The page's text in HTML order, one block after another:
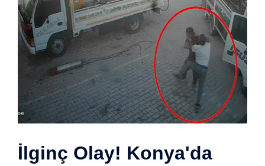
İlginç Olay! Konya'da